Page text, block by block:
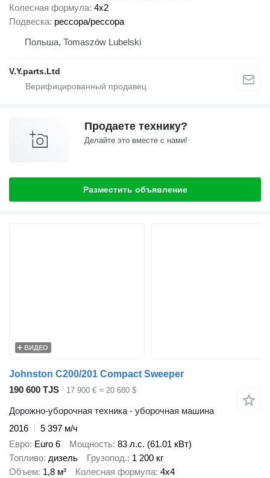
Колесная формула 4x2
Подвеска рессора/рессора
Польша, Tomaszów Lubelski
V.Y.parts.Ltd
Продаете технику?
Делайте это вместе с нами!
Разместить объявление
ВИДЕО
Johnston C200/201 Compact Sweeper
190 600 TJS
17 900 € ≈ 20 680 $
Дорожно-уборочная техника - уборочная машина
2016
5 397 м/ч
Евро Euro 6 Мощность 83 л.с. (61.01 кВт)
Топливо дизель Грузопод. 1 200 кг
Объем 1,8 м³ Колесная формула 4x4